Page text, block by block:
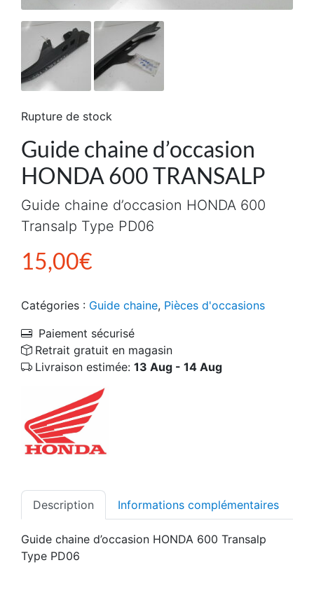
Guide chaine d’occasion
HONDA 600 TRANSALP
15,00€
Guide chaine d’occasion HONDA 600
Transalp Type PD06
Rupture de stock
Catégories : Guide chaine, Pièces d'occasions
Paiement sécurisé
Retrait gratuit en magasin
Livraison estimée: 13 Aug - 14 Aug
Description Informations complémentaires
Guide chaine d’occasion HONDA 600 Transalp
Type PD06